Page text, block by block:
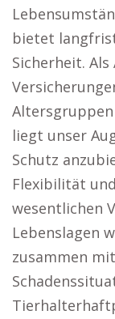
bietet
Sicherheit.
liegt unser
Schutz
Flexibilität
wesentlichen
Lebenslagen
zusammen